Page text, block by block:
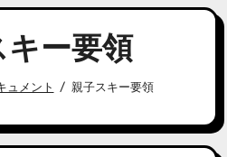
キー要領
ュメント 親子スキー要領